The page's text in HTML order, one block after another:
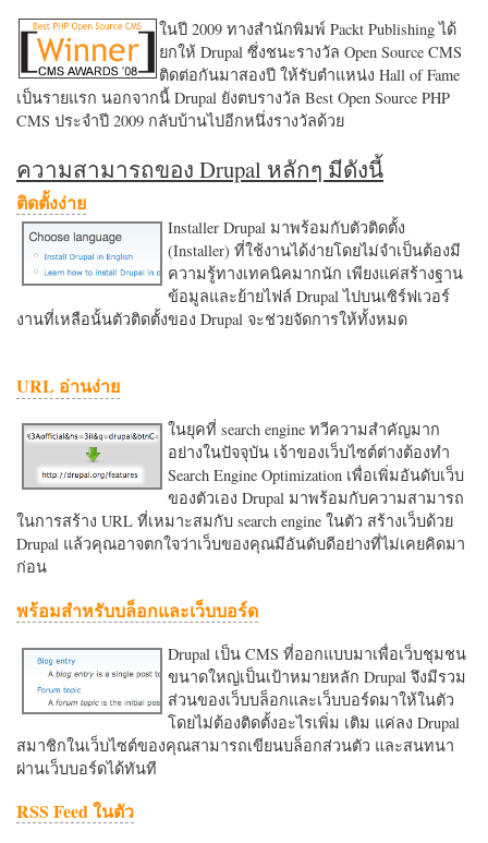
ในปี 2009 ทางสำนักพิมพ์ Packt Publishing ได้
ยกให้ Drupal ซึ่งชนะรางวัล Open Source CMS
ติดต่อกันมาสองปี ให้รับตำแหน่ง Hall of Fame
เป็นรายแรก นอกจากนี้ Drupal ยังตบรางวัล Best Open Source PHP
CMS ประจำปี 2009 กลับบ้านไปอีกหนึ่งรางวัลด้วย
ความสามารถของ Drupal หลักๆ มีดังนี้
ติดตั้งง่าย
Installer Drupal มาพร้อมกับตัวติดตั้ง
(Installer) ที่ใช้งานได้ง่ายโดยไม่จำเป็นต้องมี
ความรู้ทางเทคนิคมากนัก เพียงแค่สร้างฐาน
ข้อมูลและย้ายไฟล์ Drupal ไปบนเซิร์ฟเวอร์
งานที่เหลือนั้นตัวติดตั้งของ Drupal จะช่วยจัดการให้ทั้งหมด
URL อ่านง่าย
ในยุคที่ search engine ทวีความสำคัญมาก
อย่างในปัจจุบัน เจ้าของเว็บไซต์ต่างต้องทำ
Search Engine Optimization เพื่อเพิ่มอันดับเว็บ
ของตัวเอง Drupal มาพร้อมกับความสามารถ
ในการสร้าง URL ที่เหมาะสมกับ search engine ในตัว สร้างเว็บด้วย
Drupal แล้วคุณอาจตกใจว่าเว็บของคุณมีอันดับดีอย่างที่ไม่เคยคิดมา
ก่อน
พร้อมสำหรับบล็อกและเว็บบอร์ด
Drupal เป็น CMS ที่ออกแบบมาเพื่อเว็บชุมชน
ขนาดใหญ่เป็นเป้าหมายหลัก Drupal จึงมีรวม
ส่วนของเว็บบล็อกและเว็บบอร์ดมาให้ในตัว
โดยไม่ต้องติดตั้งอะไรเพิ่ม เติม แค่ลง Drupal
สมาชิกในเว็บไซต์ของคุณสามารถเขียนบล็อกส่วนตัว และสนทนา
ผ่านเว็บบอร์ดได้ทันที
RSS Feed ในตัว